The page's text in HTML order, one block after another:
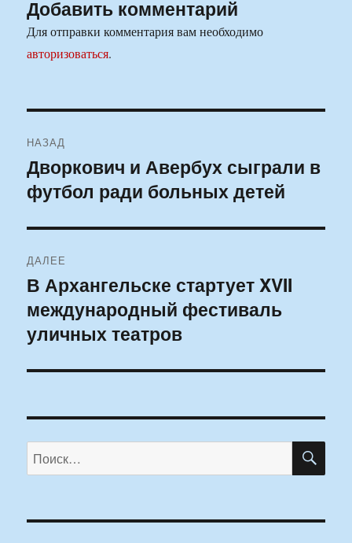
Добавить комментарий
Для отправки комментария вам необходимо
авторизоваться.
по
записям
НАЗАД
Предыдущая
запись:
Дворкович и Авербух сыграли в
футбол ради больных детей
ДАЛЕЕ
Следующая
запись:
В Архангельске стартует XVII
международный фестиваль
уличных театров
Искать: